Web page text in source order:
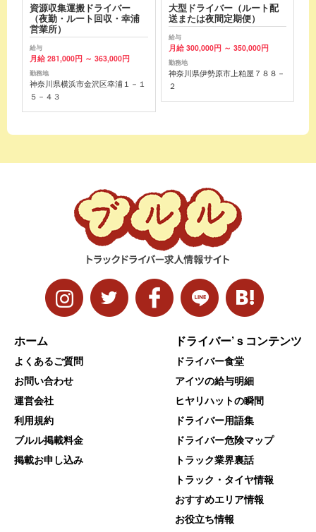
資源収集運搬ドライバー
（夜勤・ルート回収・幸浦
営業所）
給与
月給 281,000円 ～ 363,000円
勤務地
神奈川県横浜市金沢区幸浦１－１
５－４３
大型ドライバー（ルート配
送または夜間定期便）
給与
月給 300,000円 ～ 350,000円
勤務地
神奈川県伊勢原市上粕屋７８８－
２
ホーム
よくあるご質問
お問い合わせ
運営会社
利用規約
ブルル掲載料金
掲載お申し込み
ドライバー’ｓコンテンツ
ドライバー食堂
アイツの給与明細
ヒヤリハットの瞬間
ドライバー用語集
ドライバー危険マップ
トラック業界裏話
トラック・タイヤ情報
おすすめエリア情報
お役立ち情報